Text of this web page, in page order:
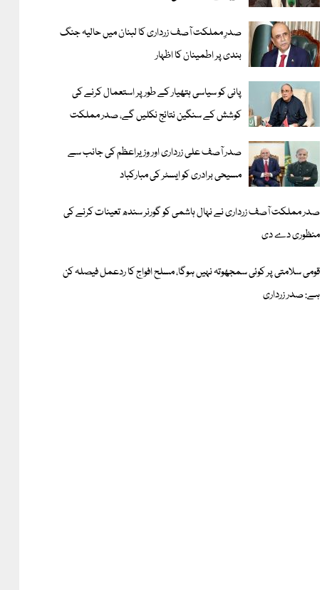
صدرِ مملکت آصف زرداری کا لبنان میں حالیہ جنگ
بندی پر اطمینان کا اظہار
پانی کو سیاسی ہتھیار کے طور پر استعمال کرنے کی
کوشش کے سنگین نتائج نکلیں گے، صدر مملکت
صدر آصف علی زرداری اور وزیراعظم کی جانب سے
مسیحی برادری کو ایسٹر کی مبارکباد
صدر مملکت آصف زرداری نے نہال ہاشمی کو گورنر سندھ تعینات کرنے کی
منظوری دے دی
قومی سلامتی پر کوئی سمجھوتہ نہیں ہوگا، مسلح افواج کا ردعمل فیصلہ کن
ہے: صدر زرداری